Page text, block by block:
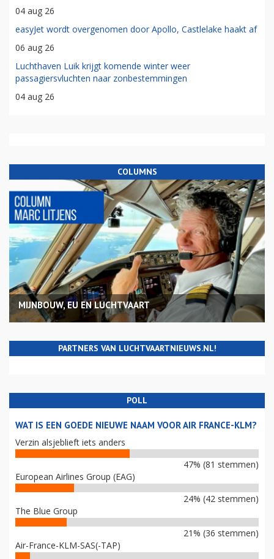
04 aug 26
easyJet wordt overgenomen door Apollo, Castlelake haakt af
06 aug 26
Luchthaven Luik krijgt komende winter weer
passagiersvluchten naar zonbestemmingen
04 aug 26
COLUMNS
MIJNBOUW, EU EN LUCHTVAART
PARTNERS VAN LUCHTVAARTNIEUWS.NL!
POLL
WAT IS EEN GOEDE NIEUWE NAAM VOOR AIR FRANCE-KLM?
Verzin alsjeblieft iets anders
47% (81 stemmen)
European Airlines Group (EAG)
24% (42 stemmen)
The Blue Group
21% (36 stemmen)
Air-France-KLM-SAS(-TAP)